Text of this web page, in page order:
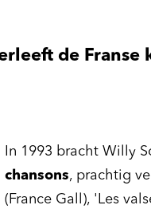
de Franse
In 1993 bracht Willy
chansons, prachtig
(France Gall), 'Les